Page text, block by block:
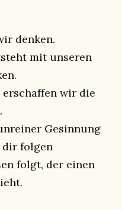
denken.
mit unseren
wir die
Gesinnung
folgen
folgt, der einen